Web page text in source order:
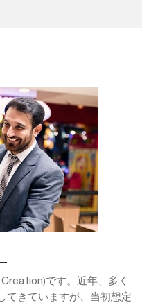
です。近年、多く
てきていますが、当初想定